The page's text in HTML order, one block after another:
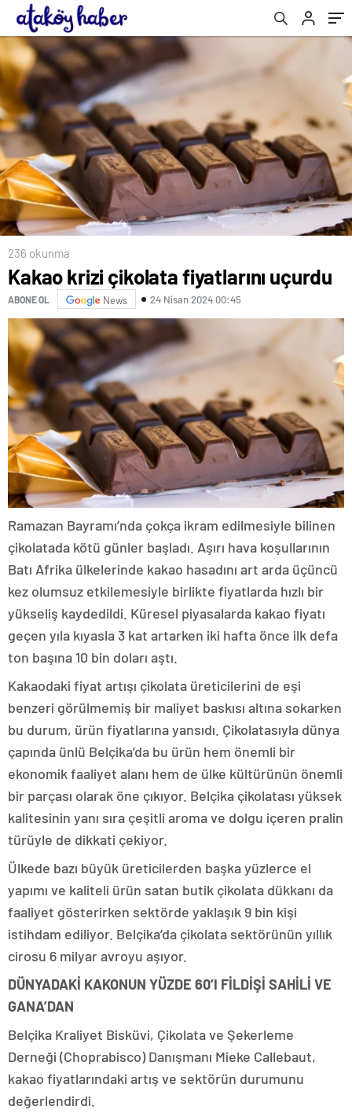
236 okunma
Kakao krizi çikolata fiyatlarını uçurdu
ABONE OL News 24 Nisan 2024 00:45
Ramazan Bayramı’nda çokça ikram edilmesiyle bilinen
çikolatada kötü günler başladı. Aşırı hava koşullarının
Batı Afrika ülkelerinde kakao hasadını art arda üçüncü
kez olumsuz etkilemesiyle birlikte fiyatlarda hızlı bir
yükseliş kaydedildi. Küresel piyasalarda kakao fiyatı
geçen yıla kıyasla 3 kat artarken iki hafta önce ilk defa
ton başına 10 bin doları aştı.
Kakaodaki fiyat artışı çikolata üreticilerini de eşi
benzeri görülmemiş bir maliyet baskısı altına sokarken
bu durum, ürün fiyatlarına yansıdı. Çikolatasıyla dünya
çapında ünlü Belçika’da bu ürün hem önemli bir
ekonomik faaliyet alanı hem de ülke kültürünün önemli
bir parçası olarak öne çıkıyor. Belçika çikolatası yüksek
kalitesinin yanı sıra çeşitli aroma ve dolgu içeren pralin
türüyle de dikkati çekiyor.
Ülkede bazı büyük üreticilerden başka yüzlerce el
yapımı ve kaliteli ürün satan butik çikolata dükkanı da
faaliyet gösterirken sektörde yaklaşık 9 bin kişi
istihdam ediliyor. Belçika’da çikolata sektörünün yıllık
cirosu 6 milyar avroyu aşıyor.
DÜNYADAKİ KAKONUN YÜZDE 60’I FİLDİŞİ SAHİLİ VE
GANA’DAN
Belçika Kraliyet Bisküvi, Çikolata ve Şekerleme
Derneği (Choprabisco) Danışmanı Mieke Callebaut,
kakao fiyatlarındaki artış ve sektörün durumunu
değerlendirdi.